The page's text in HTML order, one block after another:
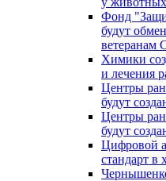
Фонд
будут
Химики
и лечения
Центры
будут
Центры
будут
Цифровой
стандарт